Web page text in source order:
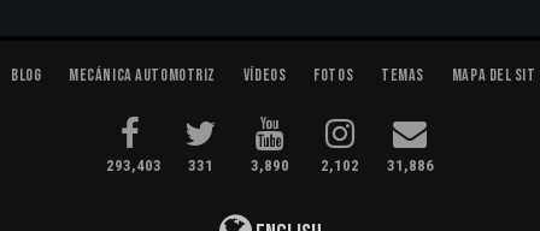
Blog Mecánica Automotriz Vídeos Fotos Temas Mapa del
293,403 331 3,890 2,102 31,886